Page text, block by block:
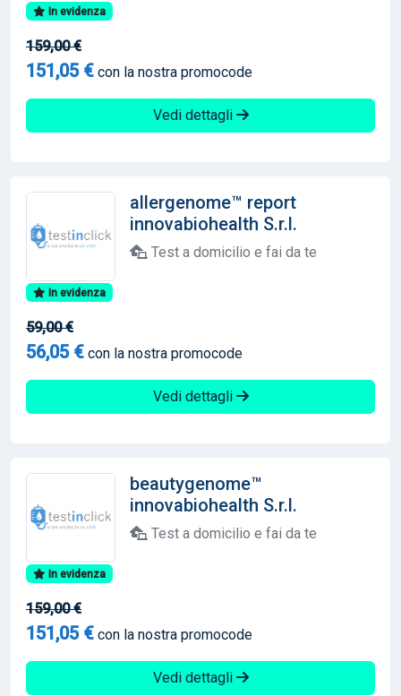
In evidenza
159,00 €
151,05 € con la nostra promocode
Vedi dettagli
allergenome™ report
innovabiohealth S.r.l.
Test a domicilio e fai da te
In evidenza
59,00 €
56,05 € con la nostra promocode
Vedi dettagli
beautygenome™
innovabiohealth S.r.l.
Test a domicilio e fai da te
In evidenza
159,00 €
151,05 € con la nostra promocode
Vedi dettagli